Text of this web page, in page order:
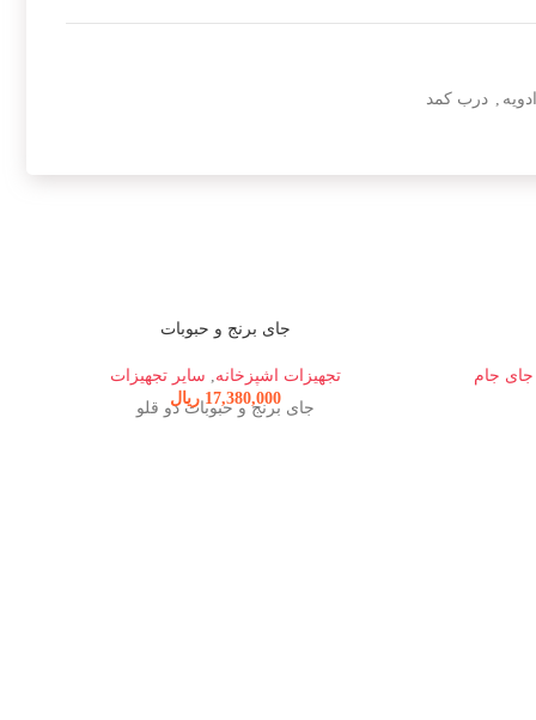
, درب کمد
جای جام
جای برنج و حبوبات
تجهیزات اشپزخانه, سایر تجهیزات
17,380,000 ریال
جای برنج و حبوبات دو قلو